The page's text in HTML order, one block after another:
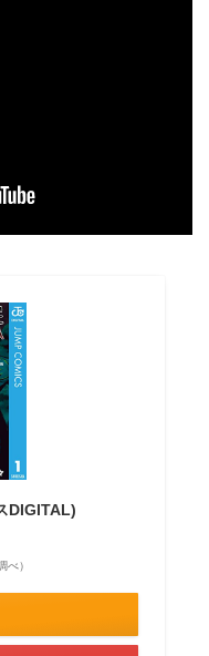
DIGITAL)
べ）